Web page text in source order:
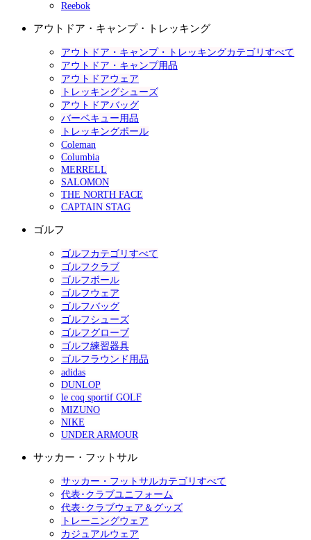
Reebok
アウトドア・キャンプ・トレッキング
アウトドア・キャンプ・トレッキングカテゴリすべて
アウトドア・キャンプ用品
アウトドアウェア
トレッキングシューズ
アウトドアバッグ
バーベキュー用品
トレッキングポール
Coleman
Columbia
MERRELL
SALOMON
THE NORTH FACE
CAPTAIN STAG
ゴルフ
ゴルフカテゴリすべて
ゴルフクラブ
ゴルフボール
ゴルフウェア
ゴルフバッグ
ゴルフシューズ
ゴルフグローブ
ゴルフ練習器具
ゴルフラウンド用品
adidas
DUNLOP
le coq sportif GOLF
MIZUNO
NIKE
UNDER ARMOUR
サッカー・フットサル
サッカー・フットサルカテゴリすべて
代表･クラブユニフォーム
代表･クラブウェア＆グッズ
トレーニングウェア
カジュアルウェア